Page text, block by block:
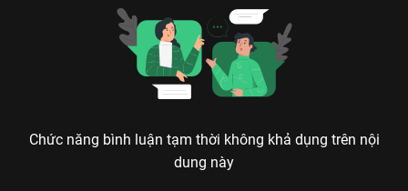
Chức năng bình luận tạm thời không khả dụng trên nội
dung này